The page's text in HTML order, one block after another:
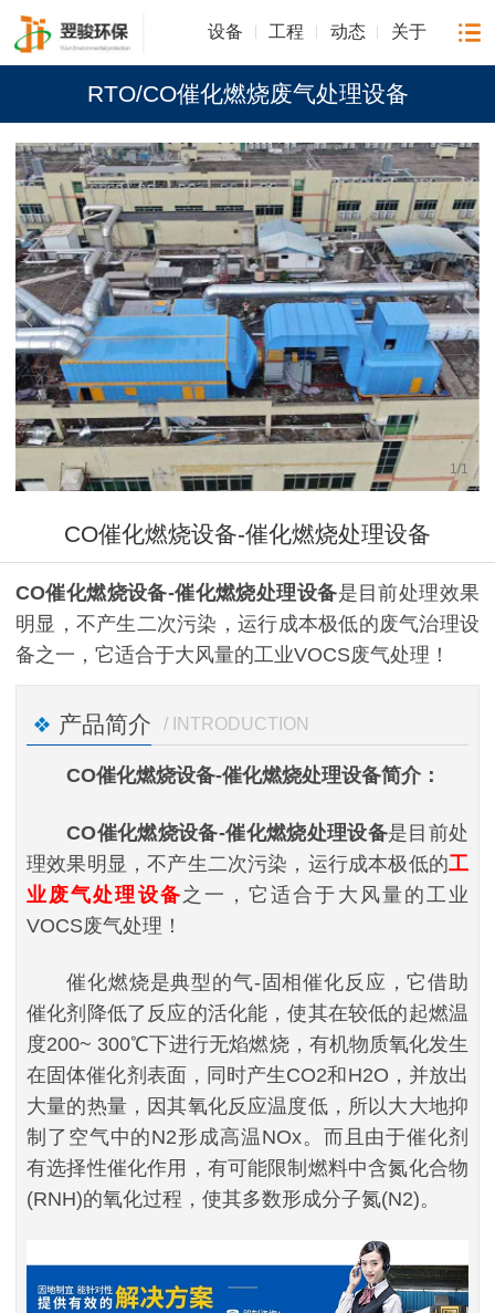
设备 工程 动态 关于
RTO/CO催化燃烧废气处理设备
1/1
CO催化燃烧设备-催化燃烧处理设备
CO催化燃烧设备-催化燃烧处理设备是目前处理效果
明显，不产生二次污染，运行成本极低的废气治理设
备之一，它适合于大风量的工业VOCS废气处理！
产品简介 / INTRODUCTION
CO催化燃烧设备-催化燃烧处理设备简介：
CO催化燃烧设备-催化燃烧处理设备是目前处
理效果明显，不产生二次污染，运行成本极低的工
业废气处理设备 之一，它适合于大风量的工业
VOCS废气处理！
催化燃烧是典型的气-固相催化反应，它借助
催化剂降低了反应的活化能，使其在较低的起燃温
度200~ 300℃下进行无焰燃烧，有机物质氧化发生
在固体催化剂表面，同时产生CO2和H2O，并放出
大量的热量，因其氧化反应温度低，所以大大地抑
制了空气中的N2形成高温NOx。而且由于催化剂
有选择性催化作用，有可能限制燃料中含氮化合物
(RNH)的氧化过程，使其多数形成分子氮(N2)。